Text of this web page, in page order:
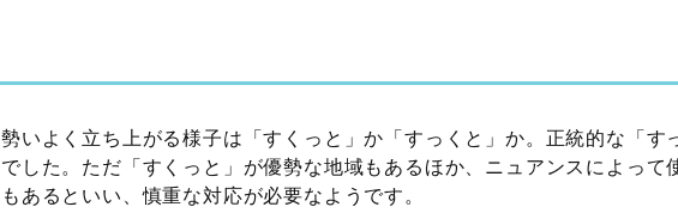
勢いよく立ち上がる様子は「すくっと」か「すっくと」か。正統的な「す
でした。ただ「すくっと」が優勢な地域もあるほか、ニュアンスによって
もあるといい、慎重な対応が必要なようです。